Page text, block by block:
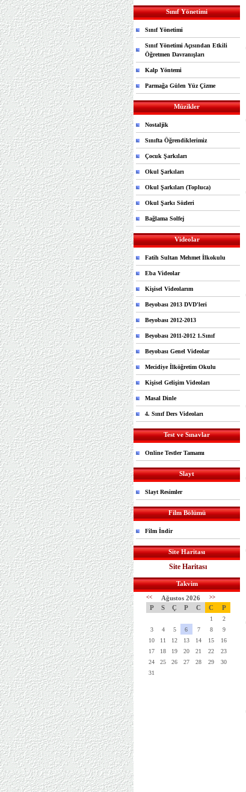
Sınıf Yönetimi
Sınıf Yönetimi
Sınıf Yönetimi Açısından Etkili
Öğretmen Davranışları
Kalp Yöntemi
Parmağa Gülen Yüz Çizme
Müzikler
Nostaljik
Sınıfta Öğrendiklerimiz
Çocuk Şarkıları
Okul Şarkıları
Okul Şarkıları (Topluca)
Okul Şarkı Sözleri
Bağlama Solfej
Videolar
Fatih Sultan Mehmet İlkokulu
Eba Videolar
Kişisel Videolarım
Beyobası 2013 DVD'leri
Beyobası 2012-2013
Beyobası 2011-2012 1.Sınıf
Beyobası Genel Videolar
Mecidiye İlköğretim Okulu
Kişisel Gelişim Videoları
Masal Dinle
4. Sınıf Ders Videoları
Test ve Sınavlar
Online Testler Tamamı
Slayt
Slayt Resimler
Film Bölümü
Film İndir
Site Haritası
Site Haritası
Takvim
<< Ağustos 2026 >>
P S Ç P C C P
1
2
3
4 5 6 7 8
9
10
11 12 13 14 15
16
17
18 19 20 21 22
23
24
25 26 27 28 29
30
31